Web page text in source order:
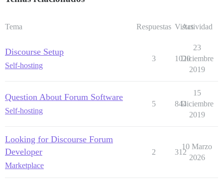
Tema Respuestas Vistas
Actividad
Discourse Setup
Self-hosting
3 1020
23
Diciembre
2019
Question About Forum Software
Self-hosting
5 844
15
Diciembre
2019
Looking for Discourse Forum
Developer
Marketplace
2 312
10 Marzo
2026